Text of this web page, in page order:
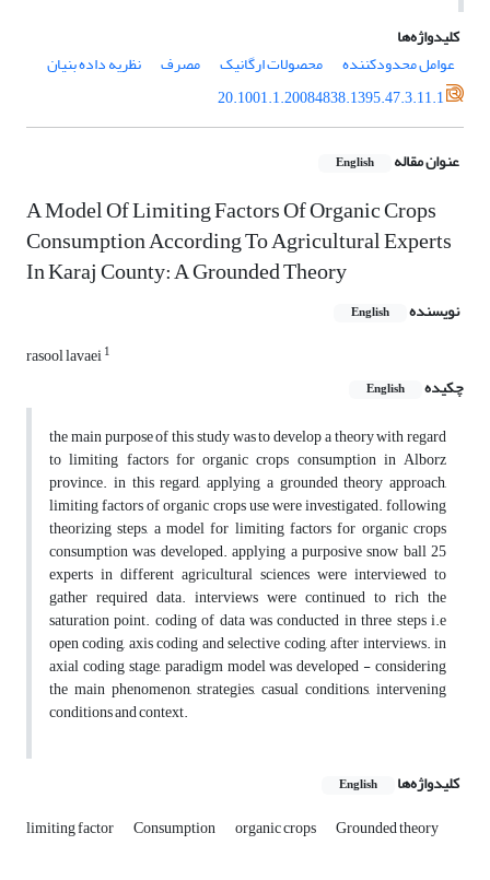
کلیدواژه‌ها
عوامل محدودکننده
محصولات ارگانیک مصرف
نظریه داده بنیان
20.1001.1.20084838.1395.47.3.11.1
عنوان مقاله English
A Model Of Limiting Factors Of Organic Crops
Consumption According To Agricultural Experts
In Karaj County: A Grounded Theory
نویسنده English
rasool lavaei1
چکیده English
the main purpose of this study was to develop a theory with regard
to limiting factors for organic crops consumption in Alborz
province. in this regard, applying a grounded theory approach,
limiting factors of organic crops use were investigated. following
theorizing steps, a model for limiting factors for organic crops
consumption was developed. applying a purposive snow ball 25
experts in different agricultural sciences were interviewed to
gather required data. interviews were continued to rich the
saturation point. coding of data was conducted in three steps i.e
open coding, axis coding and selective coding, after interviews. in
axial coding stage, paradigm model was developed - considering
the main phenomenon, strategies, casual conditions, intervening
conditions and context.
کلیدواژه‌ها English
limiting factor Consumption organic crops Grounded theory